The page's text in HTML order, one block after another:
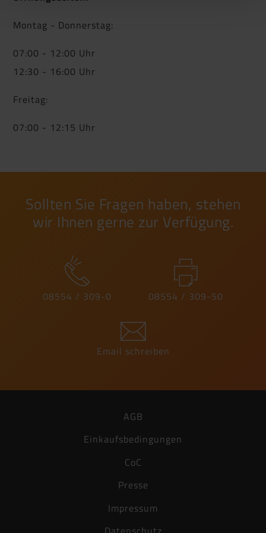
Montag - Donnerstag:
07:00 - 12:00 Uhr
12:30 - 16:00 Uhr
Freitag:
07:00 - 12:15 Uhr
Sollten Sie Fragen haben, stehen
wir Ihnen gerne zur Verfügung.
08554 / 309-0 08554 / 309-50
Email schreiben
AGB
Einkaufsbedingungen
CoC
Presse
Impressum